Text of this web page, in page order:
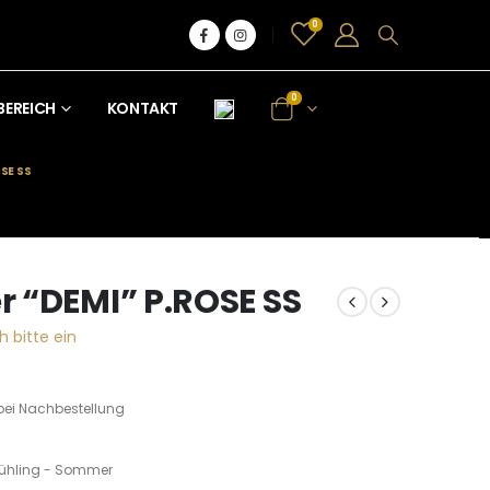
0
KONTAKT
0
SS
P.ROSE SS
bitte ein
Nachbestellung
- Sommer